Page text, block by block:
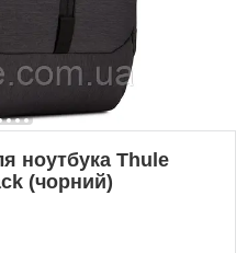
ноутбука Thule
(чорний)